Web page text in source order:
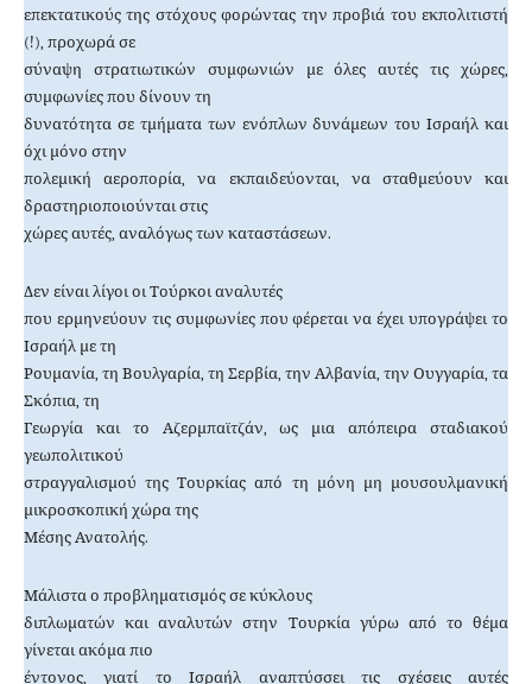
επεκτατικούς της στόχους φορώντας την προβιά του εκπολιτιστή
(!), προχωρά σε
σύναψη στρατιωτικών συμφωνιών με όλες αυτές τις χώρες,
συμφωνίες που δίνουν τη
δυνατότητα σε τμήματα των ενόπλων δυνάμεων του Ισραήλ και
όχι μόνο στην
πολεμική αεροπορία, να εκπαιδεύονται, να σταθμεύουν και
δραστηριοποιούνται στις
χώρες αυτές, αναλόγως των καταστάσεων.
Δεν είναι λίγοι οι Τούρκοι αναλυτές
που ερμηνεύουν τις συμφωνίες που φέρεται να έχει υπογράψει το
Ισραήλ με τη
Ρουμανία, τη Βουλγαρία, τη Σερβία, την Αλβανία, την Ουγγαρία, τα
Σκόπια, τη
Γεωργία και το Αζερμπαϊτζάν, ως μια απόπειρα σταδιακού
γεωπολιτικού
στραγγαλισμού της Τουρκίας από τη μόνη μη μουσουλμανική
μικροσκοπική χώρα της
Μέσης Ανατολής.
Μάλιστα ο προβληματισμός σε κύκλους
διπλωματών και αναλυτών στην Τουρκία γύρω από το θέμα
γίνεται ακόμα πιο
έντονος, γιατί το Ισραήλ αναπτύσσει τις σχέσεις αυτές